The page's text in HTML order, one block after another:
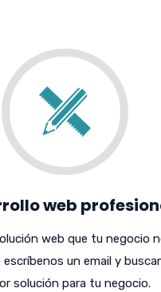
web
web que tu negocio
escríbenos un email y
solución para tu negocio.